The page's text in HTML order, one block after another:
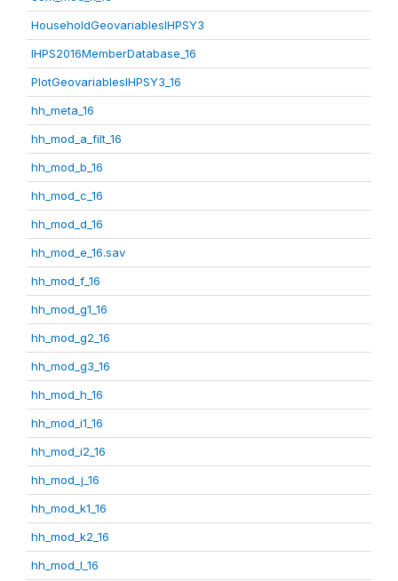
HouseholdGeovariablesIHPSY3
IHPS2016MemberDatabase_16
PlotGeovariablesIHPSY3_16
hh_meta_16
hh_mod_a_filt_16
hh_mod_b_16
hh_mod_c_16
hh_mod_d_16
hh_mod_e_16.sav
hh_mod_f_16
hh_mod_g1_16
hh_mod_g2_16
hh_mod_g3_16
hh_mod_h_16
hh_mod_i1_16
hh_mod_i2_16
hh_mod_j_16
hh_mod_k1_16
hh_mod_k2_16
hh_mod_l_16